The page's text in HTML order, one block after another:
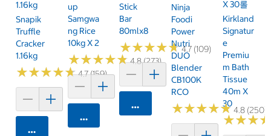
1.16kg
Snapik
Truffle
Cracker
1.16kg
★★★★★
★★★★★4.7 (159)
카트에 담기
Up
Samgwa
Ng Rice
10kg X 2
★★★★★
★★★★★4.8 (273)
카트에 담기
Stick
Bar
80mlx8
★★★★★
★★★★★4.7 (109)
카트에 담기
Ninja
Foodi
Power
Nutri
DUO
Blender
CB100K
RCO
★★★★★
★★★★★4.8 (250)
X 30롤
Kirkland
Signatur
E
Premiu
M Bath
Tissue
40m X
30
★★★
★★★